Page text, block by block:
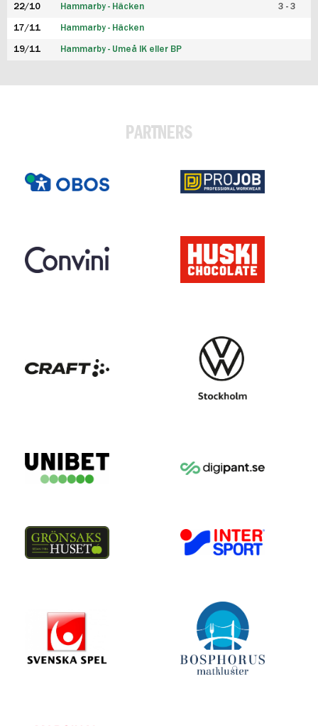
22/10 Hammarby - Häcken 3 - 3
17/11 Hammarby - Häcken
19/11 Hammarby - Umeå IK eller BP
PARTNERS